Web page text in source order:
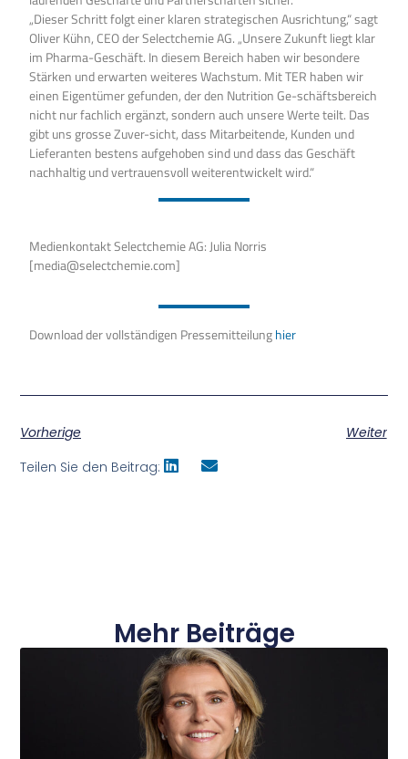
„Dieser Schritt folgt einer klaren strategischen Ausrichtung,“ sagt
Oliver Kühn, CEO der Selectchemie AG. „Unsere Zukunft liegt klar
im Pharma-Geschäft. In diesem Bereich haben wir besondere
Stärken und erwarten weiteres Wachstum. Mit TER haben wir
einen Eigentümer gefunden, der den Nutrition Ge-schäftsbereich
nicht nur fachlich ergänzt, sondern auch unsere Werte teilt. Das
gibt uns grosse Zuver-sicht, dass Mitarbeitende, Kunden und
Lieferanten bestens aufgehoben sind und dass das Geschäft
nachhaltig und vertrauensvoll weiterentwickelt wird.“
Medienkontakt Selectchemie AG: Julia Norris
[media@selectchemie.com]
Download der vollständigen Pressemitteilunghier
Vorherige
Weiter
Teilen Sie den Beitrag:
Mehr Beiträge